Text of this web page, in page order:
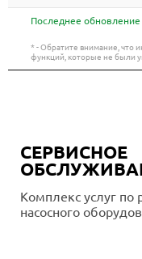
Последнее обновление
* - Обратите внимание, что
функций, которые не были
СЕРВИСНОЕ
Комплекс услуг по
насосного